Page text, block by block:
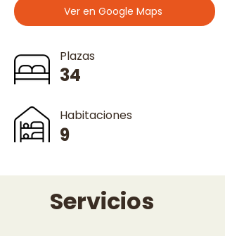
Ver en Google Maps
Plazas
34
Habitaciones
9
Servicios